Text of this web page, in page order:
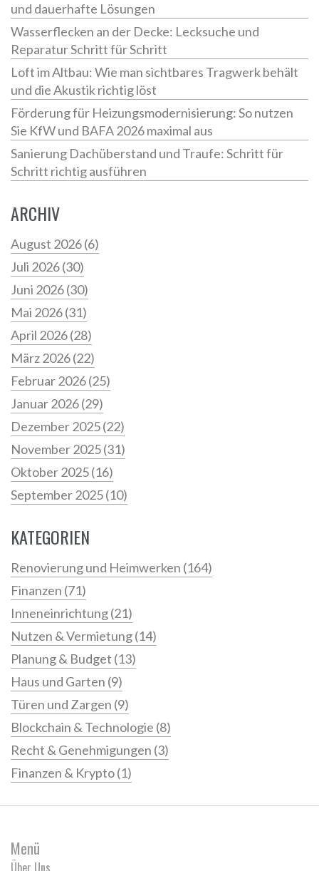
und dauerhafte Lösungen
Wasserflecken an der Decke: Lecksuche und
Reparatur Schritt für Schritt
Loft im Altbau: Wie man sichtbares Tragwerk behält
und die Akustik richtig löst
Förderung für Heizungsmodernisierung: So nutzen
Sie KfW und BAFA 2026 maximal aus
Sanierung Dachüberstand und Traufe: Schritt für
Schritt richtig ausführen
ARCHIV
August 2026(6)
Juli 2026(30)
Juni 2026(30)
Mai 2026(31)
April 2026(28)
März 2026(22)
Februar 2026(25)
Januar 2026(29)
Dezember 2025(22)
November 2025(31)
Oktober 2025(16)
September 2025(10)
KATEGORIEN
Renovierung und Heimwerken (164)
Finanzen (71)
Inneneinrichtung(21)
Nutzen & Vermietung(14)
Planung & Budget (13)
Haus und Garten (9)
Türen und Zargen (9)
Blockchain & Technologie (8)
Recht & Genehmigungen (3)
Finanzen & Krypto(1)
Menü